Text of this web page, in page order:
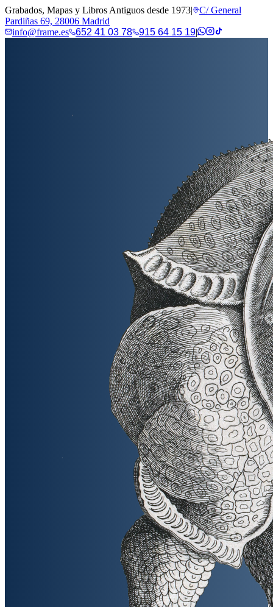
Grabados, Mapas y Libros Antiguos desde 1973|
C/ General
Pardiñas 69, 28006 Madrid
info@frame.es
652 41 03 78 915 64 15 19|